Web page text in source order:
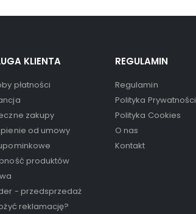
KLIENTA
płatności
zakupy
od umowy
produktów
- przedsprzedaż
reklamację?
REGULAMIN
Regulamin
Polityka Prywatności
Polityka Cookies
O nas
Kontakt